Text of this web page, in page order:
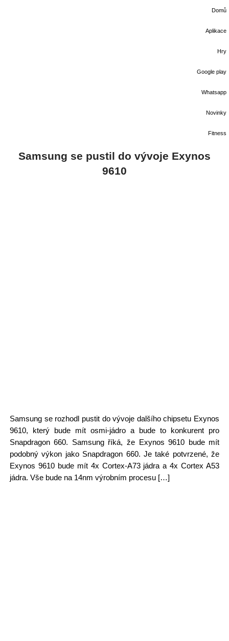
Domů
Aplikace
Hry
Google play
Whatsapp
Novinky
Fitness
Samsung se pustil do vývoje Exynos
9610
Samsung se rozhodl pustit do vývoje dalšího chipsetu Exynos
9610, který bude mít osmi-jádro a bude to konkurent pro
Snapdragon 660. Samsung říká, že Exynos 9610 bude mít
podobný výkon jako Snapdragon 660. Je také potvrzené, že
Exynos 9610 bude mít 4x Cortex-A73 jádra a 4x Cortex A53
jádra. Vše bude na 14nm výrobním procesu […]